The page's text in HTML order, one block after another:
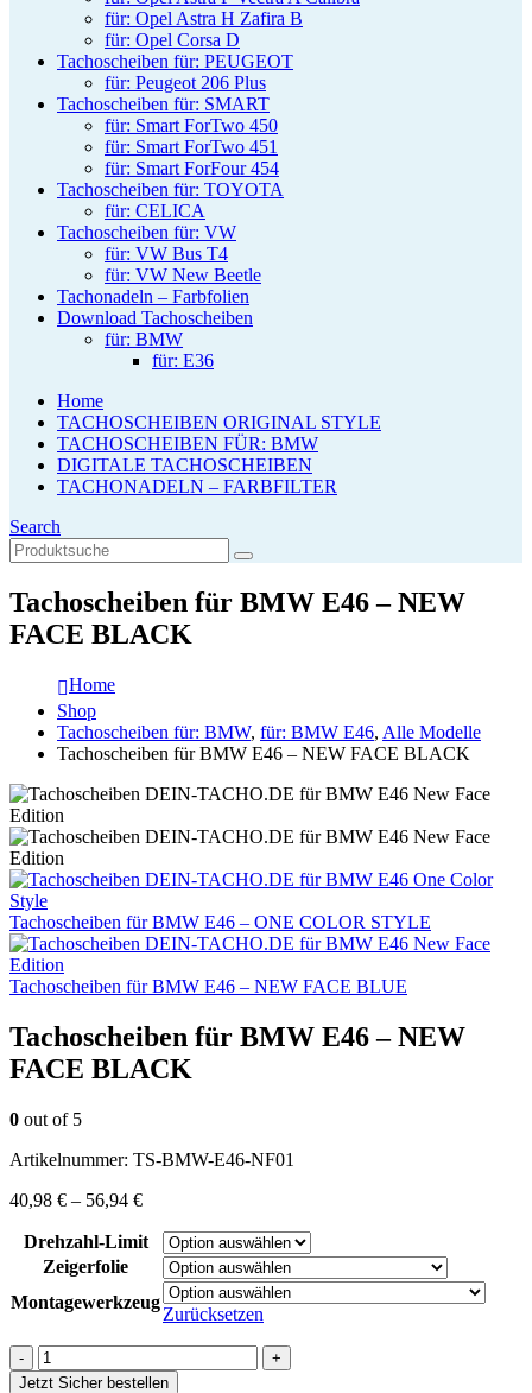
für: Opel Astra H Zafira B
für: Opel Corsa D
Tachoscheiben für: PEUGEOT
für: Peugeot 206 Plus
Tachoscheiben für: SMART
für: Smart ForTwo 450
für: Smart ForTwo 451
für: Smart ForFour 454
Tachoscheiben für: TOYOTA
für: CELICA
Tachoscheiben für: VW
für: VW Bus T4
für: VW New Beetle
Tachonadeln – Farbfolien
Download Tachoscheiben
für: BMW
für: E36
Home
TACHOSCHEIBEN ORIGINAL STYLE
TACHOSCHEIBEN FÜR: BMW
DIGITALE TACHOSCHEIBEN
TACHONADELN – FARBFILTER
Search
Tachoscheiben für BMW E46 – NEW
FACE BLACK
Home
Shop
Tachoscheiben für: BMW, für: BMW E46, Alle Modelle
Tachoscheiben für BMW E46 – NEW FACE BLACK
Tachoscheiben für BMW E46 – ONE COLOR STYLE
Tachoscheiben für BMW E46 – NEW FACE BLUE
Tachoscheiben für BMW E46 – NEW
FACE BLACK
0 out of 5
Artikelnummer: TS-BMW-E46-NF01
40,98 € – 56,94 €
Drehzahl-Limit
Zeigerfolie
Montagewerkzeug
Zurücksetzen
-
+
Jetzt Sicher bestellen